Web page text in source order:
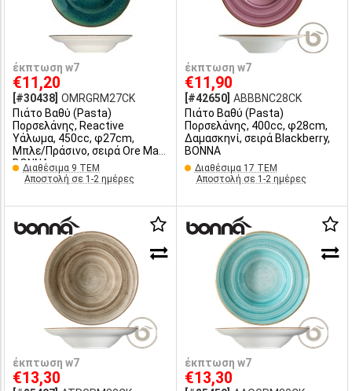
έκπτωση w7
€11,20
[#30438] OMRGRM27CK
Πιάτο Βαθύ (Pasta)
Πορσελάνης, Reactive
Υάλωμα, 450cc, φ27cm,
Μπλε/Πράσινο, σειρά Ore Mar,
BONNA
Διαθέσιμα 9 ΤΕΜ
Αποστολή σε 1-2 ημέρες
έκπτωση w7
€11,90
[#42650] ABBBNC28CK
Πιάτο Βαθύ (Pasta)
Πορσελάνης, 400cc, φ28cm,
Δαμασκηνί, σειρά Blackberry,
BONNA
Διαθέσιμα 17 ΤΕΜ
Αποστολή σε 1-2 ημέρες
έκπτωση w7
€13,30
έκπτωση w7
€13,30